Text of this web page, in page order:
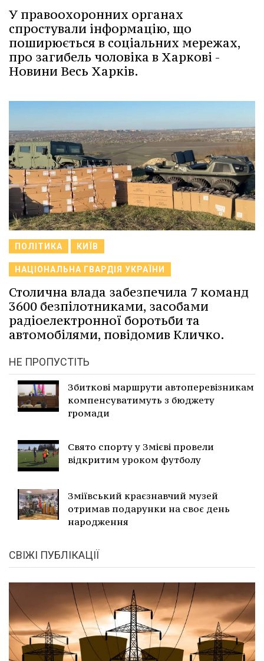
У правоохоронних органах
спростували інформацію, що
поширюється в соціальних мережах,
про загибель чоловіка в Харкові -
Новини Весь Харків.
ПОЛІТИКА КИЇВ
НАЦІОНАЛЬНА ГВАРДІЯ УКРАЇНИ
Столична влада забезпечила 7 команд
3600 безпілотниками, засобами
радіоелектронної боротьби та
автомобілями, повідомив Кличко.
НЕ ПРОПУСТІТЬ
Збиткові маршрути автоперевізникам
компенсуватимуть з бюджету
громади
Свято спорту у Змієві провели
відкритим уроком футболу
Зміївський краєзнавчий музей
отримав подарунки на своє день
народження
СВІЖІ ПУБЛІКАЦІЇ